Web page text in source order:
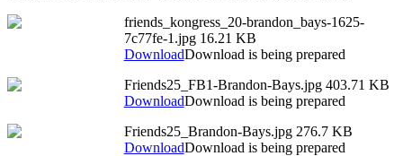
friends_kongress_20-brandon_bays-1625-
7c77fe-1.jpg 16.21 KB
DownloadDownload is being prepared
Friends25_FB1-Brandon-Bays.jpg 403.71 KB
DownloadDownload is being prepared
Friends25_Brandon-Bays.jpg 276.7 KB
DownloadDownload is being prepared